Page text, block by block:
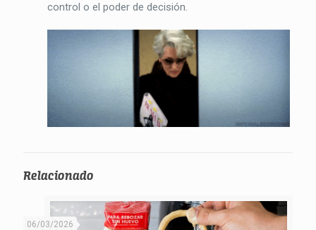
control o el poder de decisión.
Relacionado
06/03/2026